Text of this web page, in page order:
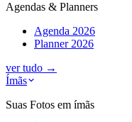
Agendas & Planners
Agenda 2026
Planner 2026
ver tudo →
Ímãs
Suas Fotos em ímãs